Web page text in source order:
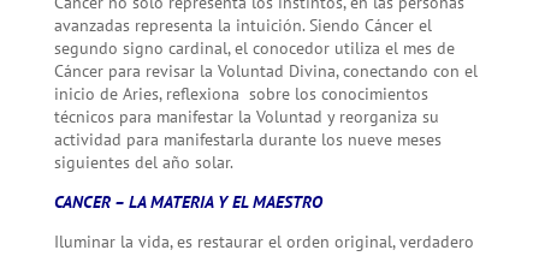
avanzadas representa la intuición. Siendo Cáncer el
segundo signo cardinal, el conocedor utiliza el mes de
Cáncer para revisar la Voluntad Divina, conectando con el
inicio de Aries, reflexiona sobre los conocimientos
técnicos para manifestar la Voluntad y reorganiza su
actividad para manifestarla durante los nueve meses
siguientes del año solar.
CANCER – LA MATERIA Y EL MAESTRO
Iluminar la vida, es restaurar el orden original, verdadero